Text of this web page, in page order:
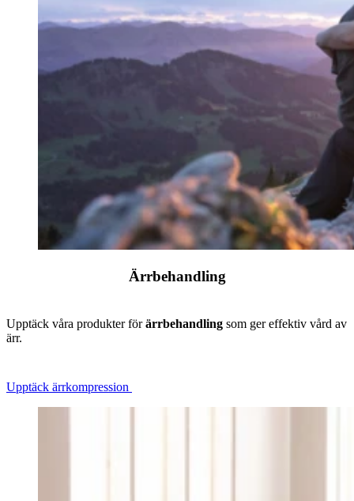
Ärrbehandling
Upptäck våra produkter förärrbehandling som ger effektiv vård av
ärr.
Upptäck ärrkompression